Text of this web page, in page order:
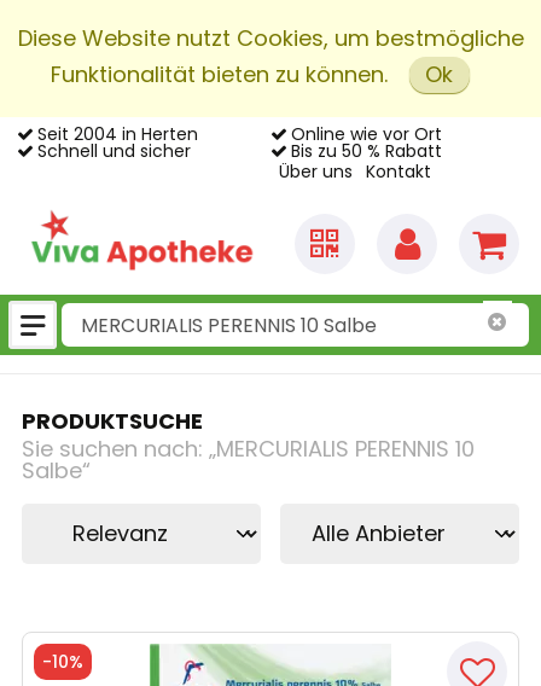
Diese Website nutzt Cookies, um bestmögliche
Funktionalität bieten zu können.
Ok
Seit 2004 in Herten Online wie vor Ort
Schnell und sicher
Bis zu 50 % Rabatt
Über uns Kontakt
PRODUKTSUCHE
Sie suchen nach: „MERCURIALIS PERENNIS 10
Salbe“
-10%